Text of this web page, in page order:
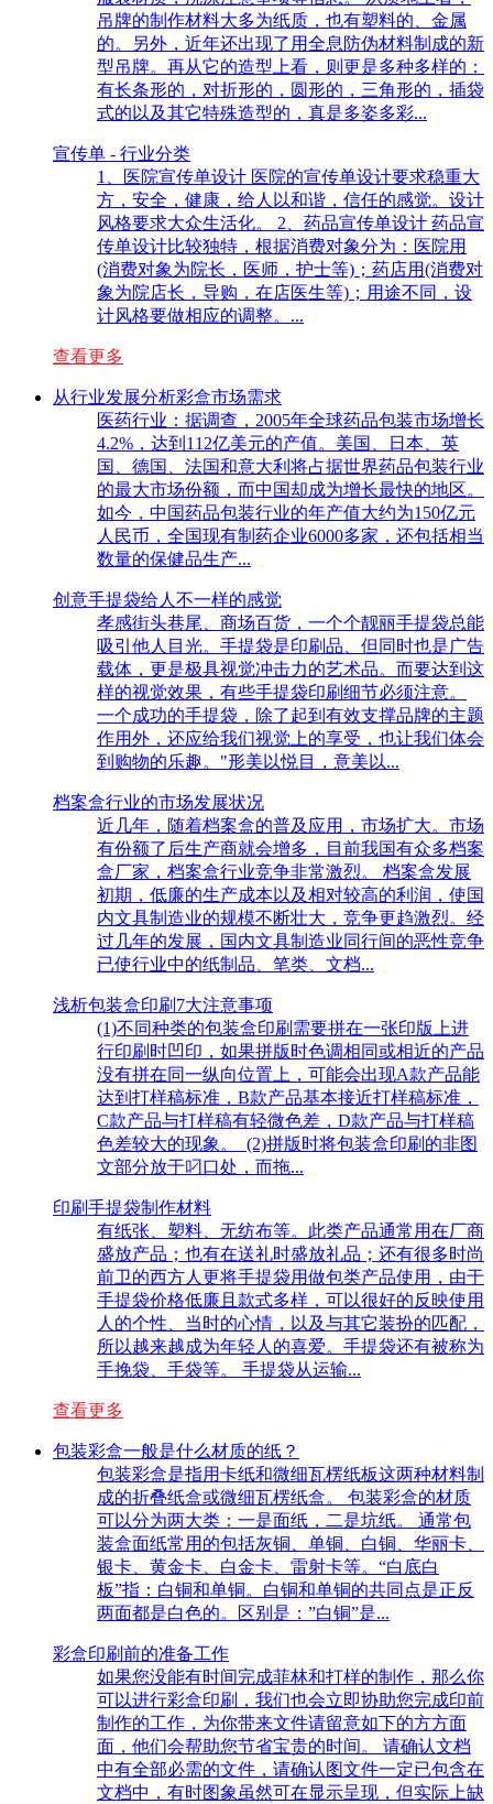
吊牌的制作材料大多为纸质，也有塑料的、金属
的。另外，近年还出现了用全息防伪材料制成的新
型吊牌。再从它的造型上看，则更是多种多样的：
有长条形的，对折形的，圆形的，三角形的，插袋
式的以及其它特殊造型的，真是多姿多彩...
宣传单 - 行业分类
1、医院宣传单设计 医院的宣传单设计要求稳重大
方，安全，健康，给人以和谐，信任的感觉。设计
风格要求大众生活化。 2、药品宣传单设计 药品宣
传单设计比较独特，根据消费对象分为：医院用
(消费对象为院长，医师，护士等)；药店用(消费对
象为院店长，导购，在店医生等)；用途不同，设
计风格要做相应的调整。...
查看更多
从行业发展分析彩盒市场需求
医药行业：据调查，2005年全球药品包装市场增长
4.2%，达到112亿美元的产值。美国、日本、英
国、德国、法国和意大利将占据世界药品包装行业
的最大市场份额，而中国却成为增长最快的地区。
如今，中国药品包装行业的年产值大约为150亿元
人民币，全国现有制药企业6000多家，还包括相当
数量的保健品生产...
创意手提袋给人不一样的感觉
孝感街头巷尾、商场百货，一个个靓丽手提袋总能
吸引他人目光。手提袋是印刷品、但同时也是广告
载体，更是极具视觉冲击力的艺术品。而要达到这
样的视觉效果，有些手提袋印刷细节必须注意。
一个成功的手提袋，除了起到有效支撑品牌的主题
作用外，还应给我们视觉上的享受，也让我们体会
到购物的乐趣。"形美以悦目，意美以...
档案盒行业的市场发展状况
近几年，随着档案盒的普及应用，市场扩大。市场
有份额了后生产商就会增多，目前我国有众多档案
盒厂家，档案盒行业竞争非常激烈。 档案盒发展
初期，低廉的生产成本以及相对较高的利润，使国
内文具制造业的规模不断壮大，竞争更趋激烈。经
过几年的发展，国内文具制造业同行间的恶性竞争
已使行业中的纸制品、笔类、文档...
浅析包装盒印刷7大注意事项
(1)不同种类的包装盒印刷需要拼在一张印版上进
行印刷时凹印，如果拼版时色调相同或相近的产品
没有拼在同一纵向位置上，可能会出现A款产品能
达到打样稿标准，B款产品基本接近打样稿标准，
C款产品与打样稿有轻微色差，D款产品与打样稿
色差较大的现象。 (2)拼版时将包装盒印刷的非图
文部分放于叼口处，而拖...
印刷手提袋制作材料
有纸张、塑料、无纺布等。此类产品通常用在厂商
盛放产品；也有在送礼时盛放礼品；还有很多时尚
前卫的西方人更将手提袋用做包类产品使用，由于
手提袋价格低廉且款式多样，可以很好的反映使用
人的个性、当时的心情，以及与其它装扮的匹配，
所以越来越成为年轻人的喜爱。手提袋还有被称为
手挽袋、手袋等。 手提袋从运输...
查看更多
包装彩盒一般是什么材质的纸？
包装彩盒是指用卡纸和微细瓦楞纸板这两种材料制
成的折叠纸盒或微细瓦楞纸盒。 包装彩盒的材质
可以分为两大类：一是面纸，二是坑纸。 通常包
装盒面纸常用的包括灰铜、单铜、白铜、华丽卡、
银卡、黄金卡、白金卡、雷射卡等。“白底白
板”指：白铜和单铜。白铜和单铜的共同点是正反
两面都是白色的。区别是：”白铜”是...
彩盒印刷前的准备工作
如果您没能有时间完成菲林和打样的制作，那么你
可以进行彩盒印刷，我们也会立即协助您完成印前
制作的工作，为你带来文件请留意如下的方方面
面，他们会帮助您节省宝贵的时间。 请确认文档
中有全部必需的文件，请确认图文件一定已包含在
文档中，有时图象虽然可在显示呈现，但实际上缺